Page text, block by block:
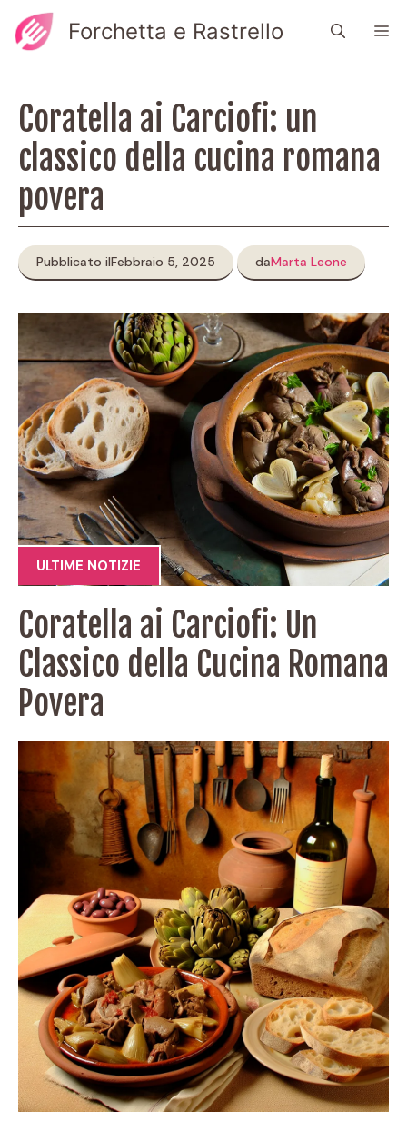
contenuto
Forchetta e Rastrello
Coratella ai Carciofi: un
classico della cucina romana
povera
Pubblicato ilFebbraio 5, 2025 daMarta Leone
ULTIME NOTIZIE
Coratella ai Carciofi: Un
Classico della Cucina Romana
Povera